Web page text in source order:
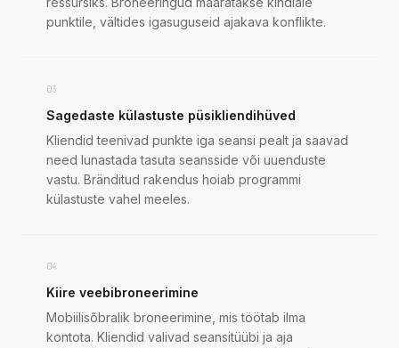
punktile, vältides igasuguseid ajakava konflikte.
03
Sagedaste külastuste püsikliendihüved
Kliendid teenivad punkte iga seansi pealt ja saavad
need lunastada tasuta seansside või uuenduste
vastu. Bränditud rakendus hoiab programmi
külastuste vahel meeles.
04
Kiire veebibroneerimine
Mobiilisõbralik broneerimine, mis töötab ilma
kontota. Kliendid valivad seansitüübi ja aja